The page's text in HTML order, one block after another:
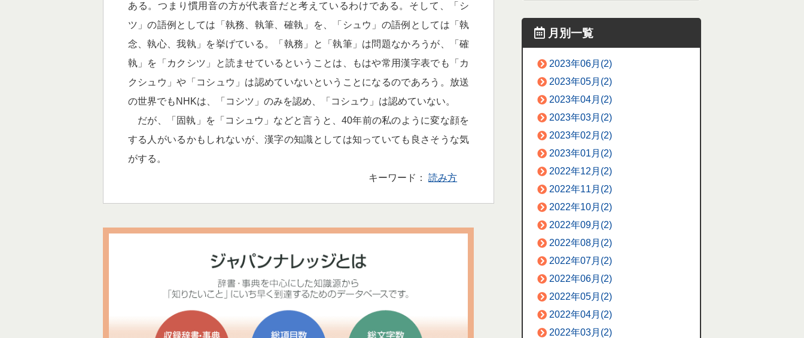
ある。つまり慣用音の方が代表音だと考えているわけである。そして、「シ
ツ」の語例としては「執務、執筆、確執」を、「シュウ」の語例としては「執
念、執心、我執」を挙げている。「執務」と「執筆」は問題なかろうが、「確
執」を「カクシツ」と読ませているということは、もはや常用漢字表でも「カ
クシュウ」や「コシュウ」は認めていないということになるのであろう。放送
の世界でもNHKは、「コシツ」のみを認め、「コシュウ」は認めていない。
だが、「固執」を「コシュウ」などと言うと、40年前の私のように変な顔を
する人がいるかもしれないが、漢字の知識としては知っていても良さそうな気
がする。
キーワード：読み方
月別一覧
2023年06月(2)
2023年05月(2)
2023年04月(2)
2023年03月(2)
2023年02月(2)
2023年01月(2)
2022年12月(2)
2022年11月(2)
2022年10月(2)
2022年09月(2)
2022年08月(2)
2022年07月(2)
2022年06月(2)
2022年05月(2)
2022年04月(2)
2022年03月(2)